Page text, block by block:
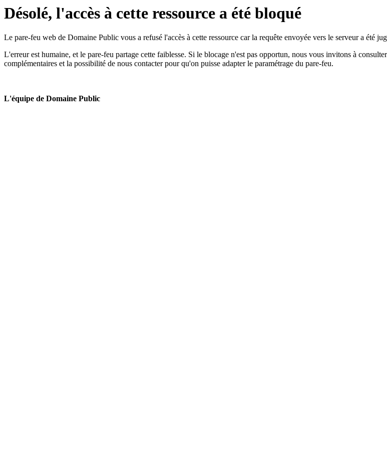
Désolé, l'accès à cette ressource a été bloqué
Le pare-feu web de Domaine Public vous a refusé l'accès à cette ressource car la requête envoyée vers le serveur a été
L'erreur est humaine, et le pare-feu partage cette faiblesse. Si le blocage n'est pas opportun, nous vous invitons à
complémentaires et la possibilité de nous contacter pour qu'on puisse adapter le paramétrage du pare-feu.
L'équipe de Domaine Public